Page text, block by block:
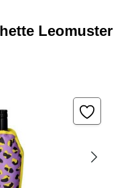
0 von 5 SternenLeomuster